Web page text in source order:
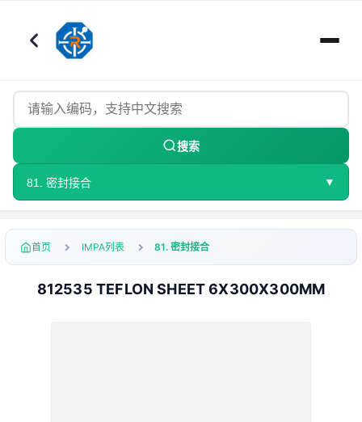
搜索
81. 密封接合 ▼
首页 IMPA列表 81. 密封接合
812535 TEFLON SHEET 6X300X300MM